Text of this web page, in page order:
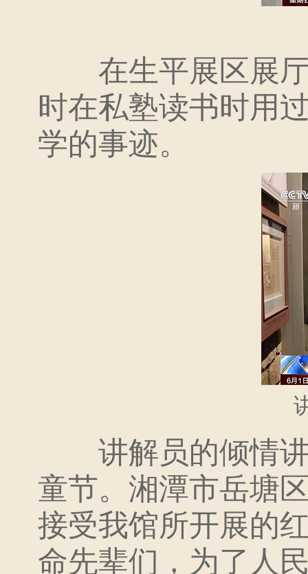
在生平展区展厅
时在私塾读书时用
学的事迹。
讲解员的倾情讲
童节。湘潭市岳塘
接受我馆所开展的
命先辈们，为了人